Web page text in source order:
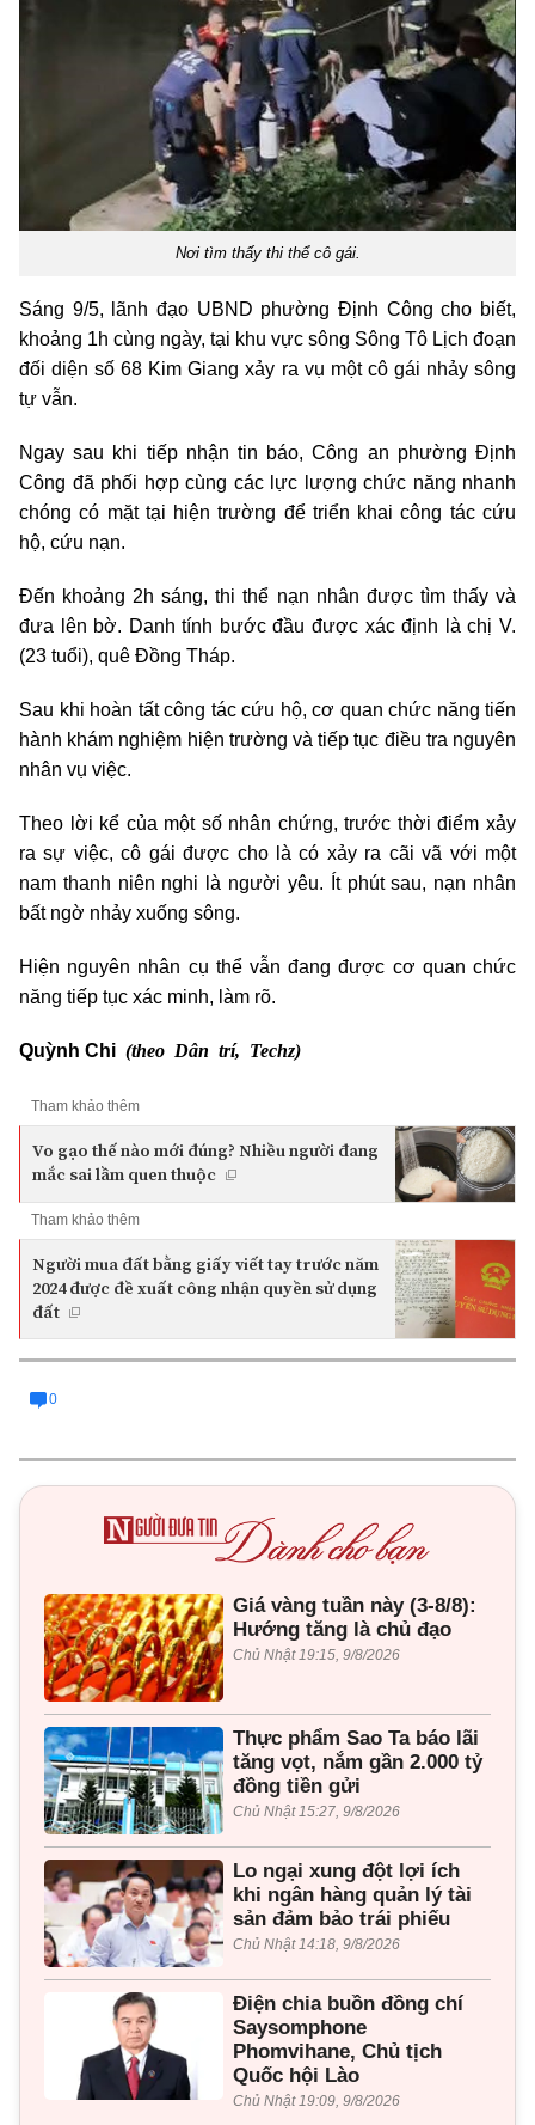
Nơi tìm thấy thi thể cô gái.
Sáng 9/5, lãnh đạo UBND phường Định Công cho biết,
khoảng 1h cùng ngày, tại khu vực sông Sông Tô Lịch đoạn
đối diện số 68 Kim Giang xảy ra vụ một cô gái nhảy sông
tự vẫn.
Ngay sau khi tiếp nhận tin báo, Công an phường Định
Công đã phối hợp cùng các lực lượng chức năng nhanh
chóng có mặt tại hiện trường để triển khai công tác cứu
hộ, cứu nạn.
Đến khoảng 2h sáng, thi thể nạn nhân được tìm thấy và
đưa lên bờ. Danh tính bước đầu được xác định là chị V.
(23 tuổi), quê Đồng Tháp.
Sau khi hoàn tất công tác cứu hộ, cơ quan chức năng tiến
hành khám nghiệm hiện trường và tiếp tục điều tra nguyên
nhân vụ việc.
Theo lời kể của một số nhân chứng, trước thời điểm xảy
ra sự việc, cô gái được cho là có xảy ra cãi vã với một
nam thanh niên nghi là người yêu. Ít phút sau, nạn nhân
bất ngờ nhảy xuống sông.
Hiện nguyên nhân cụ thể vẫn đang được cơ quan chức
năng tiếp tục xác minh, làm rõ.
Quỳnh Chi (theo Dân trí, Techz)
Tham khảo thêm
Vo gạo thế nào mới đúng? Nhiều người đang
mắc sai lầm quen thuộc
Tham khảo thêm
Người mua đất bằng giấy viết tay trước năm
2024 được đề xuất công nhận quyền sử dụng
đất
0
Giá vàng tuần này (3-8/8):
Hướng tăng là chủ đạo
Chủ Nhật 19:15, 9/8/2026
Thực phẩm Sao Ta báo lãi
tăng vọt, nắm gần 2.000 tỷ
đồng tiền gửi
Chủ Nhật 15:27, 9/8/2026
Lo ngại xung đột lợi ích
khi ngân hàng quản lý tài
sản đảm bảo trái phiếu
Chủ Nhật 14:18, 9/8/2026
Điện chia buồn đồng chí
Saysomphone
Phomvihane, Chủ tịch
Quốc hội Lào
Chủ Nhật 19:09, 9/8/2026